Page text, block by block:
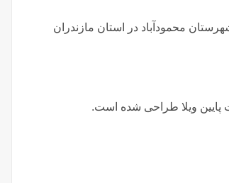
محمودآباد در استان مازندران